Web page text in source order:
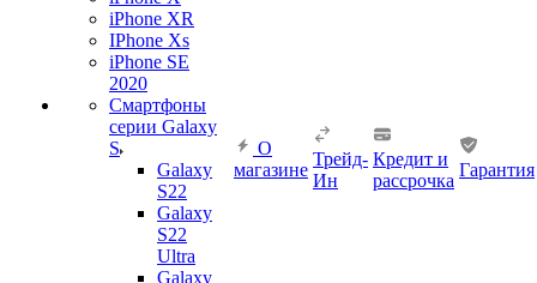
iPhone XR
IPhone Xs
iPhone SE
2020
Смартфоны
серии Galaxy
S
Galaxy
S22
Galaxy
S22
Ultra
Galaxy
О
магазине
Трейд-
Ин
Кредит и
рассрочка
Гарантия